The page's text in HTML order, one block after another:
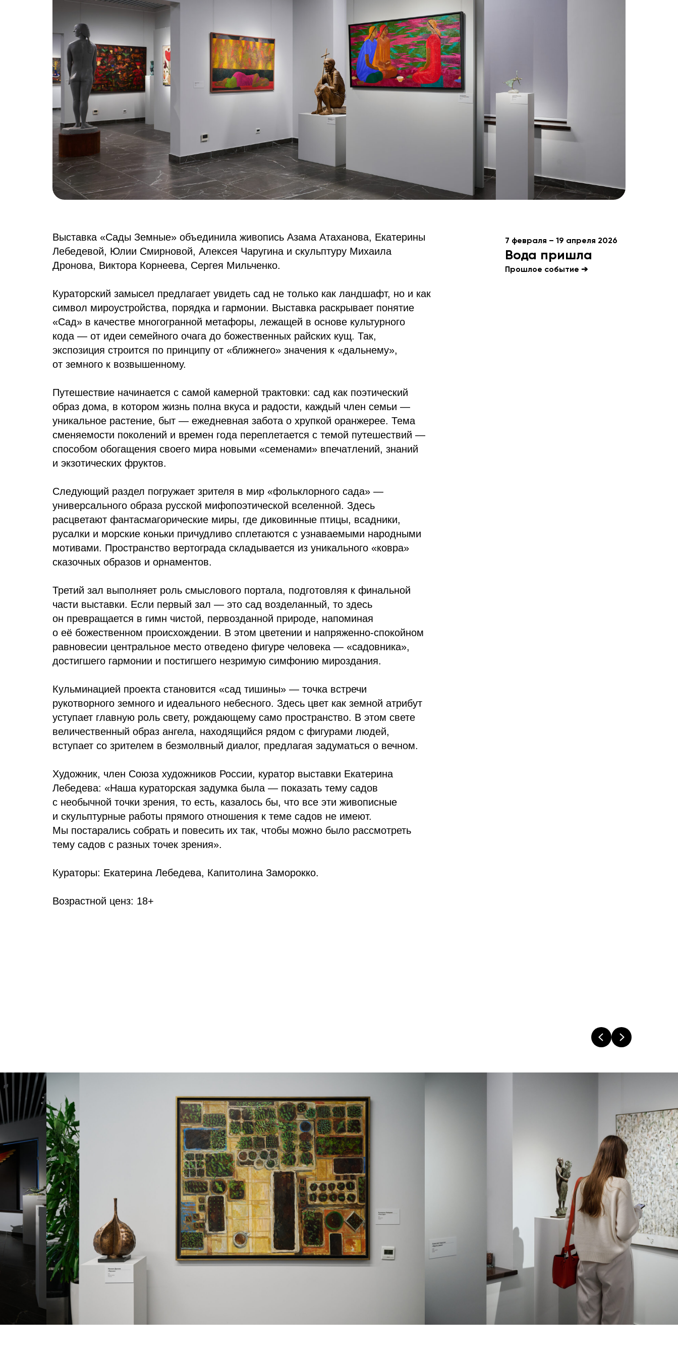
7 февраля – 19 апреля 2026
Вода пришла
Прошлое событие ➔
Выставка «Сады Земные» объединила живопись Азама Атаханова, Екатерины
Лебедевой, Юлии Смирновой, Алексея Чаругина и скульптуру Михаила
Дронова, Виктора Корнеева, Сергея Мильченко.
Кураторский замысел предлагает увидеть сад не только как ландшафт, но и как
символ мироустройства, порядка и гармонии. Выставка раскрывает понятие
«Сад» в качестве многогранной метафоры, лежащей в основе культурного
кода — от идеи семейного очага до божественных райских кущ. Так,
экспозиция строится по принципу от «ближнего» значения к «дальнему»,
от земного к возвышенному.
Путешествие начинается с самой камерной трактовки: сад как поэтический
образ дома, в котором жизнь полна вкуса и радости, каждый член семьи —
уникальное растение, быт — ежедневная забота о хрупкой оранжерее. Тема
сменяемости поколений и времен года переплетается с темой путешествий —
способом обогащения своего мира новыми «семенами» впечатлений, знаний
и экзотических фруктов.
Следующий раздел погружает зрителя в мир «фольклорного сада» —
универсального образа русской мифопоэтической вселенной. Здесь
расцветают фантасмагорические миры, где диковинные птицы, всадники,
русалки и морские коньки причудливо сплетаются с узнаваемыми народными
мотивами. Пространство вертограда складывается из уникального «ковра»
сказочных образов и орнаментов.
Третий зал выполняет роль смыслового портала, подготовляя к финальной
части выставки. Если первый зал — это сад возделанный, то здесь
он превращается в гимн чистой, первозданной природе, напоминая
о её божественном происхождении. В этом цветении и напряженно-спокойном
равновесии центральное место отведено фигуре человека — «садовника»,
достигшего гармонии и постигшего незримую симфонию мироздания.
Кульминацией проекта становится «сад тишины» — точка встречи
рукотворного земного и идеального небесного. Здесь цвет как земной атрибут
уступает главную роль свету, рождающему само пространство. В этом свете
величественный образ ангела, находящийся рядом с фигурами людей,
вступает со зрителем в безмолвный диалог, предлагая задуматься о вечном.
Художник, член Союза художников России, куратор выставки Екатерина
Лебедева: «Наша кураторская задумка была — показать тему садов
с необычной точки зрения, то есть, казалось бы, что все эти живописные
и скульптурные работы прямого отношения к теме садов не имеют.
Мы постарались собрать и повесить их так, чтобы можно было рассмотреть
тему садов с разных точек зрения».
Кураторы: Екатерина Лебедева, Капитолина Заморокко.
Возрастной ценз: 18+